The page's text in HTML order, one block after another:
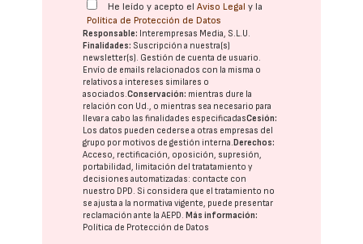
He leído y acepto elAviso Legal y la
Política de Protección de Datos
Responsable: Interempresas Media, S.L.U.
Finalidades: Suscripción a nuestra(s)
newsletter(s). Gestión de cuenta de usuario.
Envío de emails relacionados con la misma o
relativos a intereses similares o
asociados.Conservación: mientras dure la
relación con Ud., o mientras sea necesario para
llevar a cabo las finalidades especificadasCesión:
Los datos pueden cederse a otras empresas del
grupo por motivos de gestión interna. Derechos:
Acceso, rectificación, oposición, supresión,
portabilidad, limitación del tratatamiento y
decisiones automatizadas: contacte con
nuestro DPD. Si considera que el tratamiento no
se ajusta a la normativa vigente, puede presentar
reclamación ante laAEPD. Más información:
Política de Protección de Datos